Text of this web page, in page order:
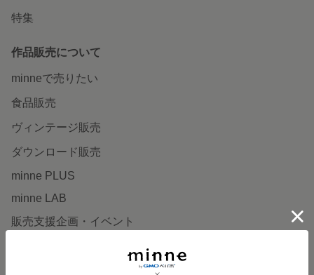
特集
作品販売について
minneで売りたい
食品販売
ヴィンテージ販売
ダウンロード販売
minne PLUS
minne LAB
販売支援企画・イベント